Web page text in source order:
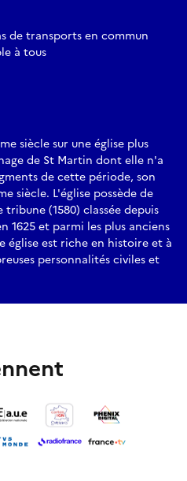
de transports en commun
à tous
siècle sur une église plus
de St Martin dont elle n'a
de cette période, son
siècle. L'église possède de
tribune (1580) classée depuis
1625 et parmi les plus anciens
église est riche en histoire et à
personnalités civiles et